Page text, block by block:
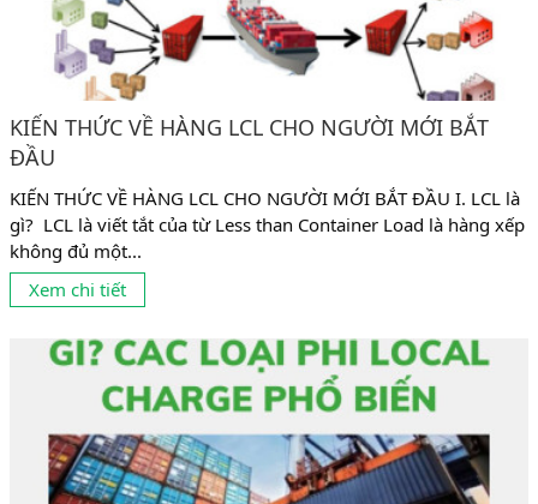
KIẾN THỨC VỀ HÀNG LCL CHO NGƯỜI MỚI BẮT
ĐẦU
KIẾN THỨC VỀ HÀNG LCL CHO NGƯỜI MỚI BẮT ĐẦU I. LCL là
gì? LCL là viết tắt của từ Less than Container Load là hàng xếp
không đủ một...
Xem chi tiết